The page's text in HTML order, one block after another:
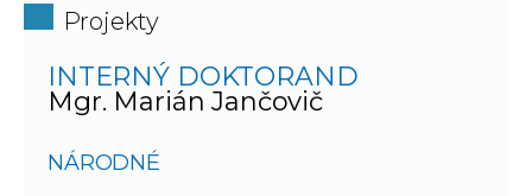
Projekty
INTERNÝ DOKTORAND
Mgr. Marián Jančovič
NÁRODNÉ